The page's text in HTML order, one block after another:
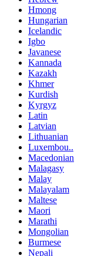
Hmong
Hungarian
Icelandic
Igbo
Javanese
Kannada
Kazakh
Khmer
Kurdish
Kyrgyz
Latin
Latvian
Lithuanian
Luxembou..
Macedonian
Malagasy
Malay
Malayalam
Maltese
Maori
Marathi
Mongolian
Burmese
Nepali